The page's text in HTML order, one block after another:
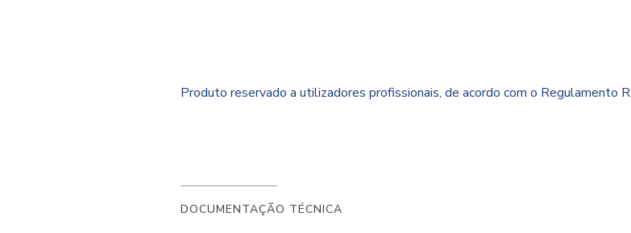
Produto reservado a utilizadores profissionais, de acordo com o Regulamento
DOCUMENTAÇÃO TÉCNICA